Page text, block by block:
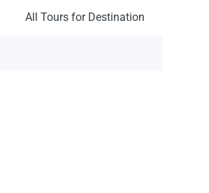
All Tours for Destination